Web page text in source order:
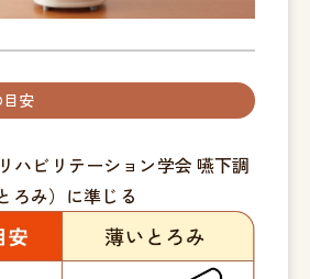
安
ハビリテーション学会 嚥下調
ろみ）に準じる